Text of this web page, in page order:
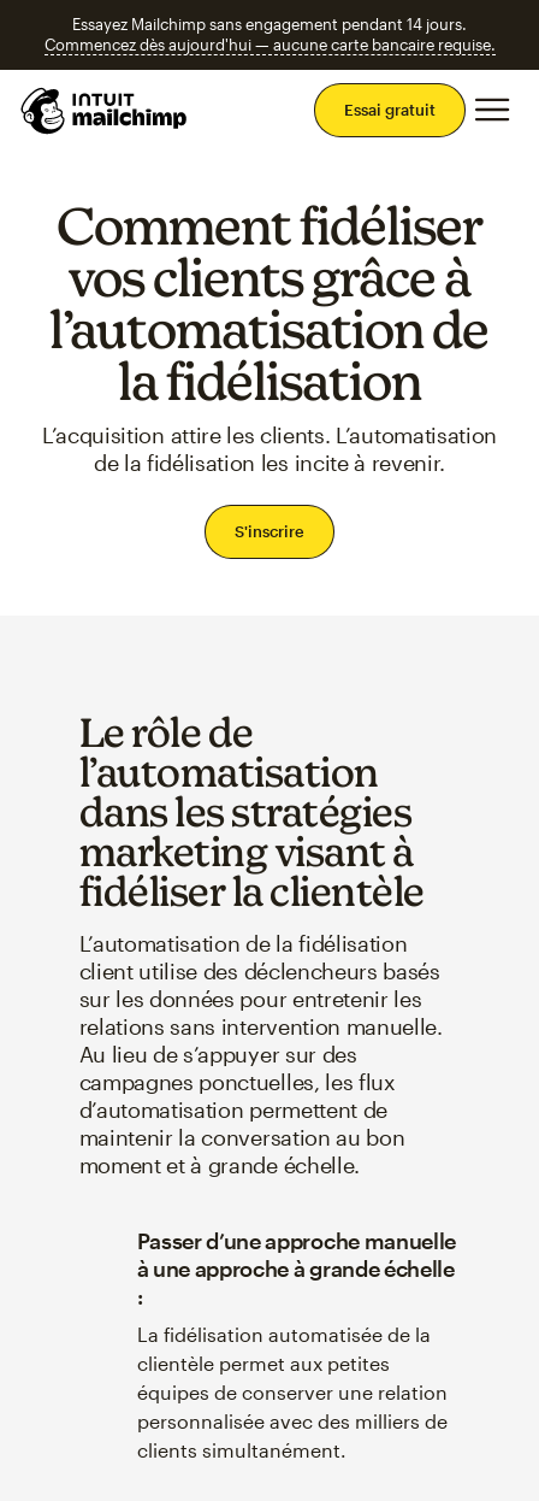
Essayez Mailchimp sans engagement pendant 14 jours.
Commencez dès aujourd'hui — aucune carte bancaire requise.
Essai gratuit
Comment fidéliser
vos clients grâce à
l’automatisation de
la fidélisation
L’acquisition attire les clients. L’automatisation
de la fidélisation les incite à revenir.
S'inscrire
Le rôle de
l’automatisation
dans les stratégies
marketing visant à
fidéliser la clientèle
L’automatisation de la fidélisation
client utilise des déclencheurs basés
sur les données pour entretenir les
relations sans intervention manuelle.
Au lieu de s’appuyer sur des
campagnes ponctuelles, les flux
d’automatisation permettent de
maintenir la conversation au bon
moment et à grande échelle.
Passer d’une approche manuelle
à une approche à grande échelle
:
La fidélisation automatisée de la
clientèle permet aux petites
équipes de conserver une relation
personnalisée avec des milliers de
clients simultanément.